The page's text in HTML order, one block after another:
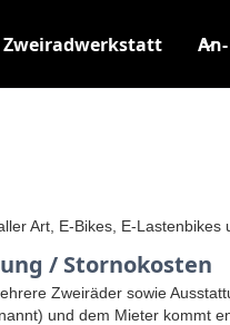
Zweiradwerkstatt
Art, E-Bikes, E-
/ Stornokosten
Zweiräder sowie
und dem Mieter kommt